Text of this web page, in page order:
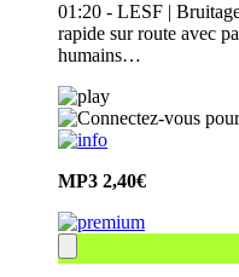
01:20 - LESF |
rapide sur route avec
humains…
MP3 2,40€